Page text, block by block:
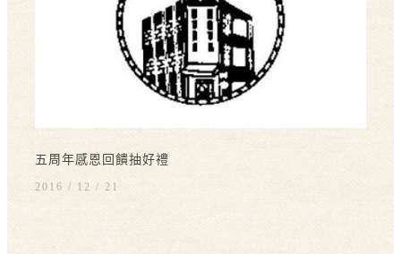
五周年感恩回饋抽好禮
2016 / 12 21